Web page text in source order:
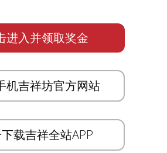
进入并领取奖金
机吉祥坊官方网站
载吉祥全站APP